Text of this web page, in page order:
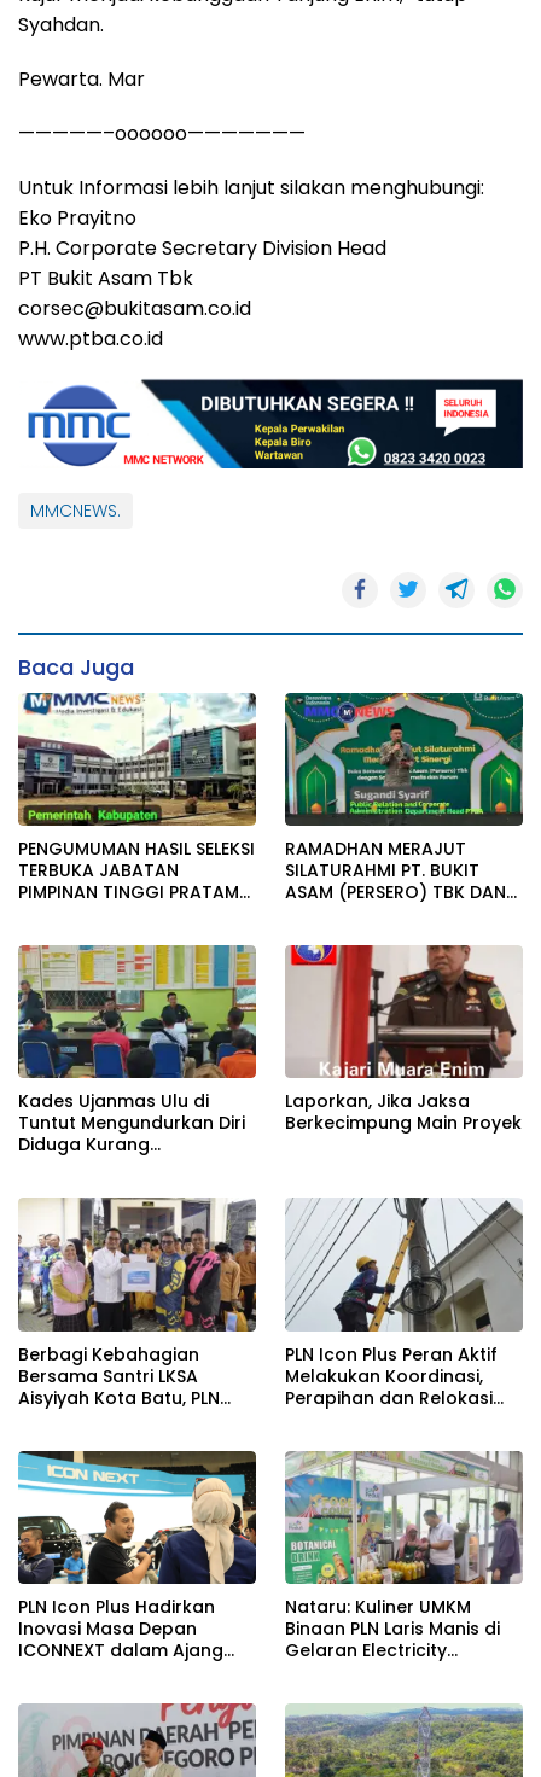
Syahdan.
Pewarta. Mar
—————–oooooo———————
Untuk Informasi lebih lanjut silakan menghubungi:
Eko Prayitno
P.H. Corporate Secretary Division Head
PT Bukit Asam Tbk
corsec@bukitasam.co.id
www.ptba.co.id
MMCNEWS.
Baca Juga
PENGUMUMAN HASIL SELEKSI
TERBUKA JABATAN
PIMPINAN TINGGI PRATAMA
RAMADHAN MERAJUT
SILATURAHMI PT. BUKIT
ASAM (PERSERO) TBK DAN
BERSAMA
Kades Ujanmas Ulu di
Tuntut Mengundurkan Diri
Diduga Kurang
Laporkan, Jika Jaksa
Berkecimpung Main Proyek
Berbagi Kebahagian
Bersama Santri LKSA
Aisyiyah Kota Batu, PLN
PLN Icon Plus Peran Aktif
Melakukan Koordinasi,
Perapihan dan Relokasi
Keandalan Jaringan
PLN Icon Plus Hadirkan
Inovasi Masa Depan
ICONNEXT dalam Ajang
Nataru: Kuliner UMKM
Binaan PLN Laris Manis di
Gelaran Electricity